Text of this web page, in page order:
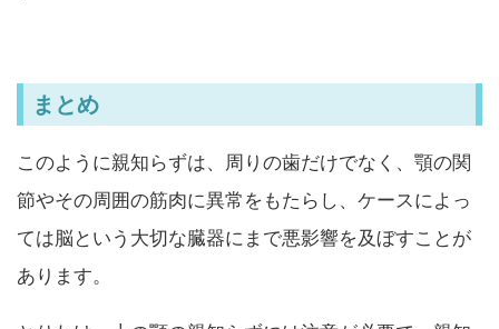
まとめ
このように親知らずは、周りの歯だけでなく、顎の関
節やその周囲の筋肉に異常をもたらし、ケースによっ
ては脳という大切な臓器にまで悪影響を及ぼすことが
あります。